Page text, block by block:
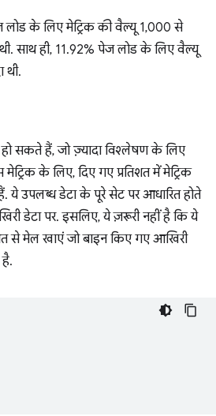
के लिए मेट्रिक की वैल्यू 1,000 से
साथ ही, 11.92% पेज लोड के लिए वैल्यू
थी.
हो सकते हैं, जो ज़्यादा विश्लेषण के लिए
के लिए, दिए गए प्रतिशत में मेट्रिक
ये उपलब्ध डेटा के पूरे सेट पर आधारित होते
डेटा पर. इसलिए, ये ज़रूरी नहीं है कि ये
से मेल खाएं जो बाइन किए गए आखिरी
है.